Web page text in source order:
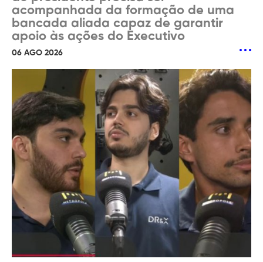
acompanhada da formação de uma
bancada aliada capaz de garantir
apoio às ações do Executivo
06 AGO 2026